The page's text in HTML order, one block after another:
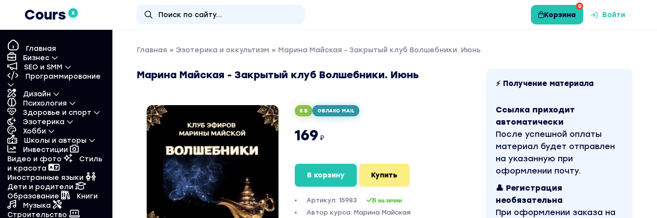
Cours X
0
Корзина Войти
Главная
Бизнес
SEO и SMM
Программирование
Дизайн
Психология
Здоровье и спорт
Эзотерика
Хобби
Школы и авторы
Инвестиции
Видео и фото
Стиль
и красота
Иностранные языки
Дети и родители
Образование
Книги
Музыка
Строительство
Главная » Эзотерика и оккультизм » Марина Майская - Закрытый клуб Волшебники. Июнь
Марина Майская - Закрытый клуб Волшебники. Июнь
5 Б ОБЛАКО MAIL
169 ₽
В корзину Купить
Артикул: 15983 В наличии
Автор курса: Марина Майская
⚡ Получение материала
Ссылка приходит
автоматически
После успешной оплаты
материал будет отправлен
на указанную при
оформлении почту.
👤 Регистрация
необязательна
При оформлении заказа на